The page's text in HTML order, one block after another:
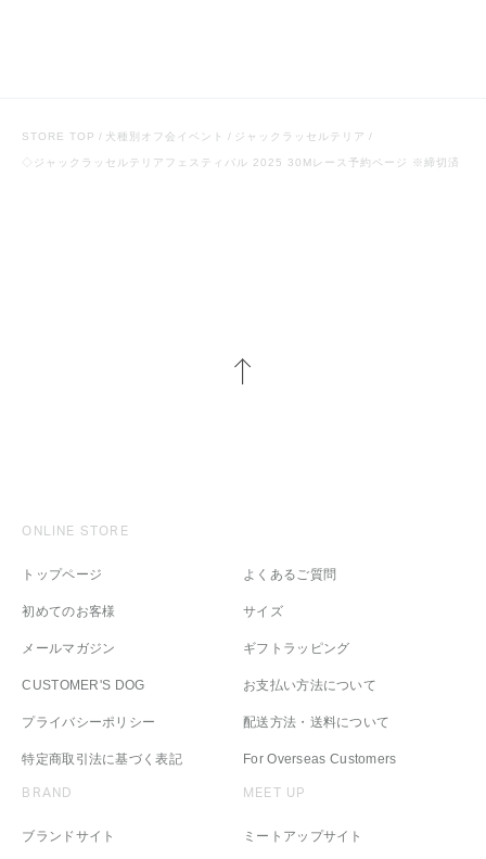
STORE TOP 犬種別オフ会イベント ジャックラッセルテリア
◇ジャックラッセルテリアフェスティバル 2025 30Mレース予約ページ ※締切済
ONLINE STORE
トップページ
初めてのお客様
メールマガジン
CUSTOMER'S DOG
プライバシーポリシー
特定商取引法に基づく表記
よくあるご質問
サイズ
ギフトラッピング
お支払い方法について
配送方法・送料について
For Overseas Customers
BRAND
ブランドサイト
MEET UP
ミートアップサイト